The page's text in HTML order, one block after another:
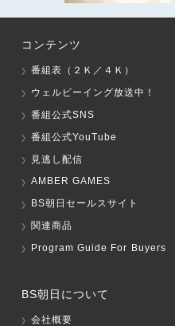
コンテンツ
番組表（２Ｋ／４Ｋ）
ウェルビーイング放送中！
番組公式SNS
番組公式YouTube
見逃し配信
AMBER GAMES
BS朝日セールスサイト
関連商品
Program Guide For Buyers
BS朝日について
会社概要